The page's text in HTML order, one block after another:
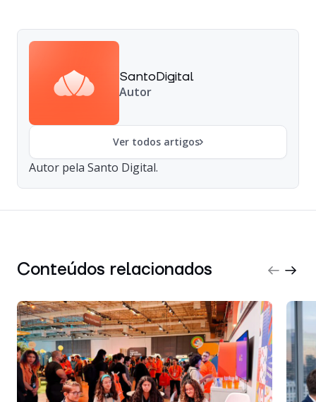
SantoDigital
Autor
Ver todos artigos
Autor pela Santo Digital.
Conteúdos relacionados